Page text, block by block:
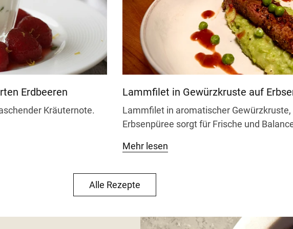
Erdbeeren
Kräuternote.
Lammfilet in Gewürzkruste auf
Lammfilet in aromatischer
Erbsenpüree sorgt für Frische und
Mehr lesen
Alle Rezepte